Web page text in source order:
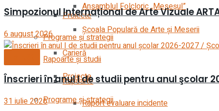
Proiecte
Programe și strategii
Rapoarte și studii
Rapoarte
Raport evaluare incidente
Ansamblul Folcloric „Meseşul”
Școala Populară de Arte și Meserii
Carieră
Proiecte
Programe și strategii
Simpozionul Internațional de Arte Vizuale
6 august 2026
Înscrieri în anul I de studii pentru anul şcolar
31 iulie 2026